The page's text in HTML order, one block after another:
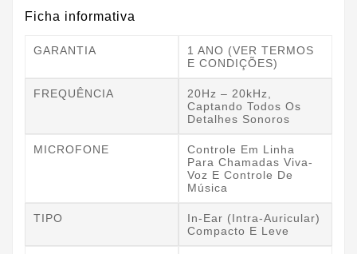
Ficha informativa
GARANTIA
1 ANO (VER TERMOS
E CONDIÇÕES)
FREQUÊNCIA
20Hz – 20kHz,
Captando Todos Os
Detalhes Sonoros
MICROFONE
Controle Em Linha
Para Chamadas Viva-
Voz E Controle De
Música
TIPO
In-Ear (intra-Auricular)
Compacto E Leve